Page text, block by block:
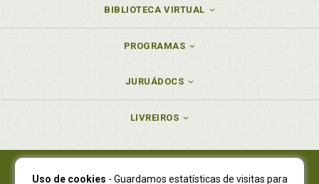
BIBLIOTECA VIRTUAL
PROGRAMAS
JURUÁDOCS
LIVREIROS
Uso de cookies - Guardamos estatísticas de visitas para